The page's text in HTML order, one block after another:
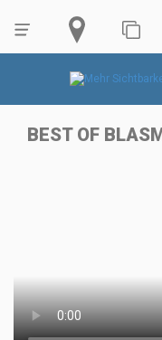
BEST OF